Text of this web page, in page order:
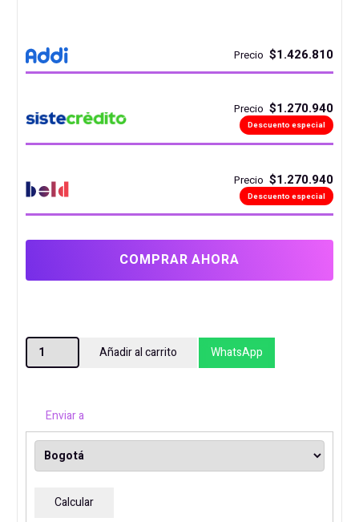
Precio $1.426.810
Precio $1.270.940
Descuento especial
Precio $1.270.940
Descuento especial
COMPRAR AHORA
ESCRITORIO
ELECTRICO
DESK
cantidad
Añadir al carrito WhatsApp
Enviar a
Calcular